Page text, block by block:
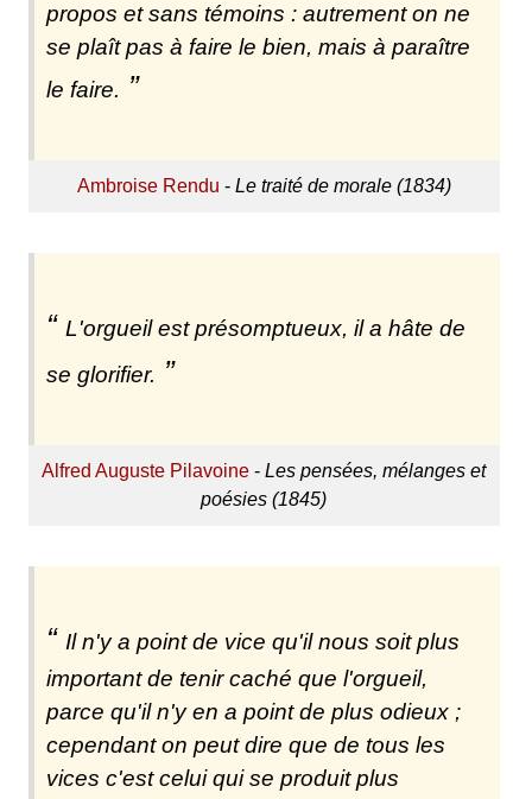
propos et sans témoins : autrement on ne
se plaît pas à faire le bien, mais à paraître
le faire.
Ambroise Rendu - Le traité de morale (1834)
L'orgueil est présomptueux, il a hâte de
se glorifier.
Alfred Auguste Pilavoine -Les pensées, mélanges et
poésies (1845)
Il n'y a point de vice qu'il nous soit plus
important de tenir caché que l'orgueil,
parce qu'il n'y en a point de plus odieux ;
cependant on peut dire que de tous les
vices c'est celui qui se produit plus